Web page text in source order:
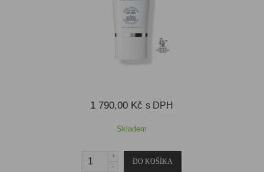
1 790,00 Kč s DPH
Skladem